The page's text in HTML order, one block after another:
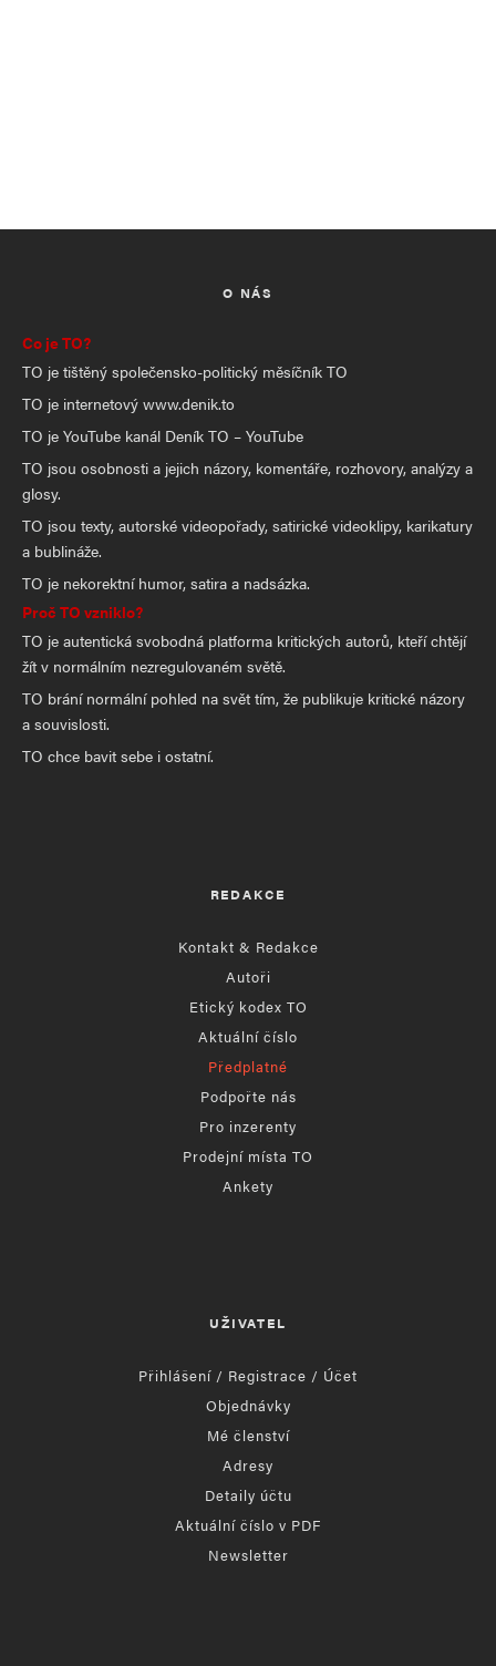
O NÁS
Co je TO?
TO je tištěný společensko-politický měsíčník TO
TO je internetový www.denik.to
TO je YouTube kanál Deník TO – YouTube
TO jsou osobnosti a jejich názory, komentáře, rozhovory, analýzy a
glosy.
TO jsou texty, autorské videopořady, satirické videoklipy, karikatury
a bublináže.
TO je nekorektní humor, satira a nadsázka.
Proč TO vzniklo?
TO je autentická svobodná platforma kritických autorů, kteří chtějí
žít v normálním nezregulovaném světě.
TO brání normální pohled na svět tím, že publikuje kritické názory
a souvislosti.
TO chce bavit sebe i ostatní.
REDAKCE
Kontakt & Redakce
Autoři
Etický kodex TO
Aktuální číslo
Předplatné
Podpořte nás
Pro inzerenty
Prodejní místa TO
Ankety
UŽIVATEL
Přihlášení / Registrace / Účet
Objednávky
Mé členství
Adresy
Detaily účtu
Aktuální číslo v PDF
Newsletter